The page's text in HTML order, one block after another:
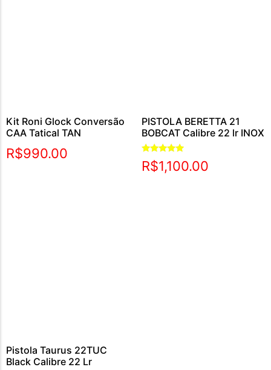
Kit Roni Glock Conversão
CAA Tatical TAN
R$990.00
PISTOLA BERETTA 21
BOBCAT Calibre 22 lr INOX
Avaliação
5.00
R$1,100.00
Pistola Taurus 22TUC
Black Calibre 22 Lr